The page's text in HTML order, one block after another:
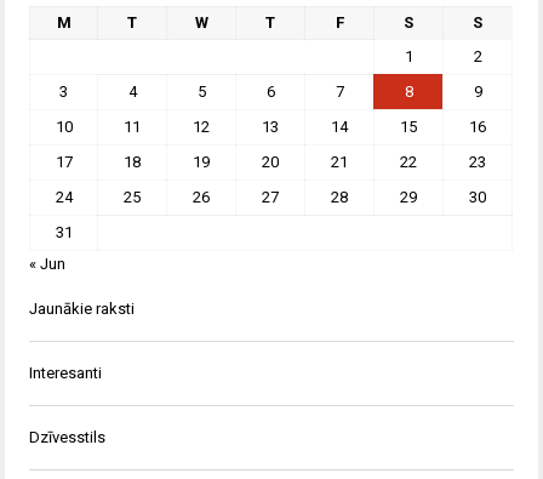
M T W T F S
S
1
2
3
4 5 6 7 8
9
10
11 12 13 14 15
16
17
18 19 20 21 22
23
24
25 26 27 28 29
30
31
« Jun
Jaunākie raksti
Interesanti
Dzīvesstils